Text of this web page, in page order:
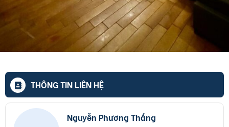
THÔNG TIN LIÊN HỆ
Nguyễn Phương Thắng